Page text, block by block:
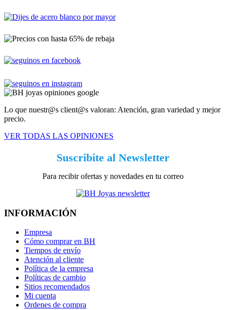
Lo que nuestr@s client@s valoran: Atención, gran variedad y mejor
precio.
VER TODAS LAS OPINIONES
Suscribite al Newsletter
Para recibir ofertas y novedades en tu correo
INFORMACIÓN
Empresa
Cómo comprar en BH
Tiempos de envío
Atención al cliente
Política de la empresa
Políticas de cambio
Sitios recomendados
Mi cuenta
Ordenes de compra